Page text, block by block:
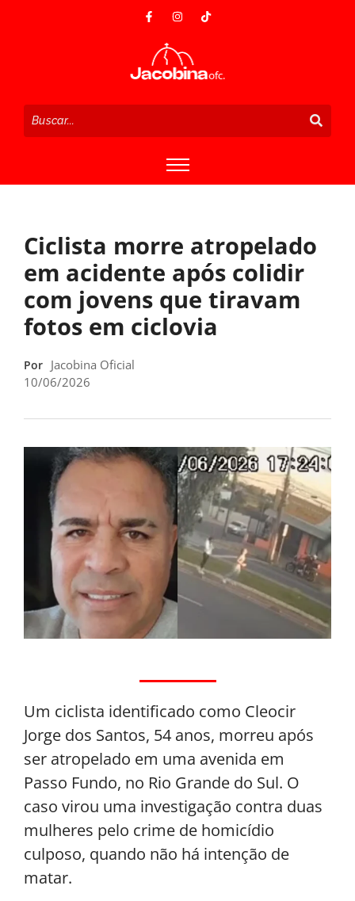
Ciclista morre atropelado
em acidente após colidir
com jovens que tiravam
fotos em ciclovia
Por Jacobina Oficial
10/06/2026
Um ciclista identificado como Cleocir
Jorge dos Santos, 54 anos, morreu após
ser atropelado em uma avenida em
Passo Fundo, no Rio Grande do Sul. O
caso virou uma investigação contra duas
mulheres pelo crime de homicídio
culposo, quando não há intenção de
matar.